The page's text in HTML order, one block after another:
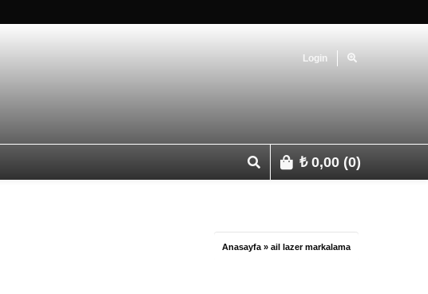
Login
₺0,00 (0)
Anasayfa » ail lazer markalama